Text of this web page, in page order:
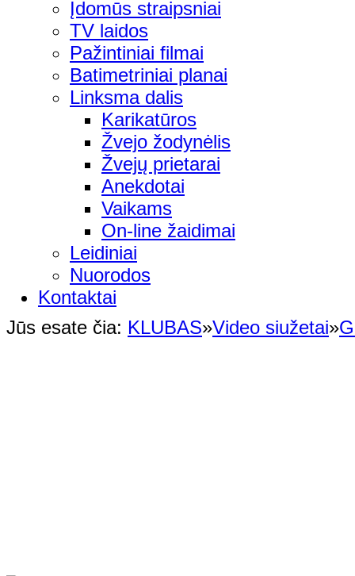
Įdomūs straipsniai
TV laidos
Pažintiniai filmai
Batimetriniai planai
Linksma dalis
Karikatūros
Žvejo žodynėlis
Žvejų prietarai
Anekdotai
Vaikams
On-line žaidimai
Leidiniai
Nuorodos
Kontaktai
Jūs esate čia: KLUBAS»Video siužetai»